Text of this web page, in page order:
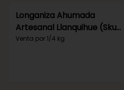
Longaniza Ahumada
Artesanal Llanquihue (Sku
136)
Venta por 1/4 kg